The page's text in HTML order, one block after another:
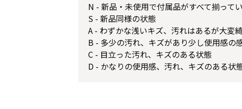
N - 新品・未使用で付属品がすべて揃って
S - 新品同様の状態
A - わずかな浅いキズ、汚れはあるが大変
B - 多少の汚れ、キズがあり少し使用感の
C - 目立った汚れ、キズのある状態
D - かなりの使用感、汚れ、キズのある状